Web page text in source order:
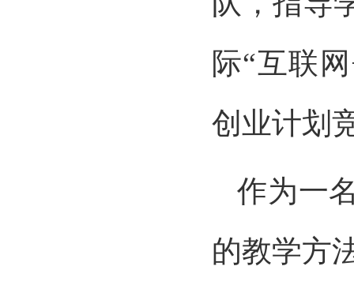
际“互联
创业计划
作为一
的教学方